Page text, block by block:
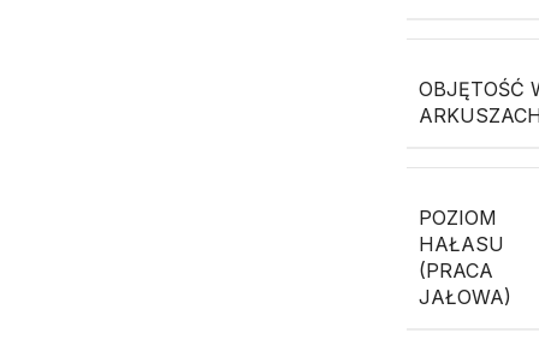
OBJĘTOŚĆ
POZIOM
HAŁASU
(PRACA
JAŁOWA)